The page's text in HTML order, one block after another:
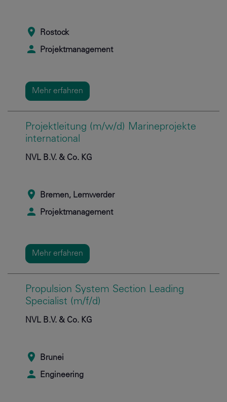
Rostock
Projektmanagement
Mehr erfahren
Projektleitung (m/w/d) Marineprojekte
international
NVL B.V. & Co. KG
Bremen, Lemwerder
Projektmanagement
Mehr erfahren
Propulsion System Section Leading
Specialist (m/f/d)
NVL B.V. & Co. KG
Brunei
Engineering